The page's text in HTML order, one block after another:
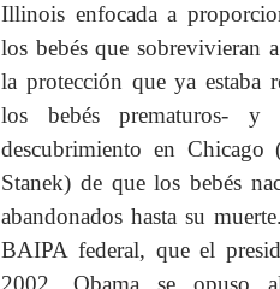
Illinois enfocada a
los bebés que sobrevivieran
la protección que ya estaba
los bebés prematuros-
descubrimiento en
Stanek) de que los bebés
abandonados hasta su
BAIPA federal, que el
2002. Obama se opuso